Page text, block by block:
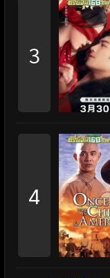
3
4